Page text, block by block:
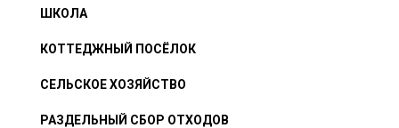
ШКОЛА
КОТТЕДЖНЫЙ ПОСЁЛОК
СЕЛЬСКОЕ ХОЗЯЙСТВО
РАЗДЕЛЬНЫЙ СБОР ОТХОДОВ